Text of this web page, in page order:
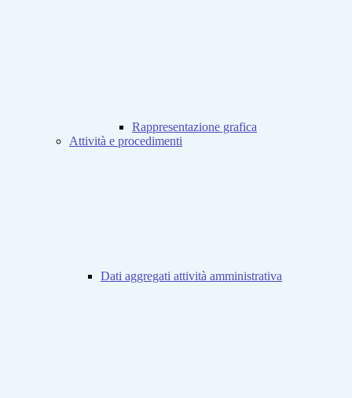
Rappresentazione grafica
Attività e procedimenti
Dati aggregati attività amministrativa